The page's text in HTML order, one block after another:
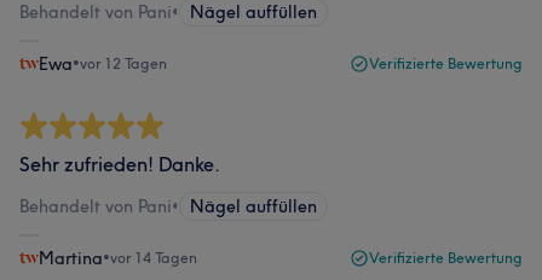
Behandelt von Pani• Nägel auffüllen
Ewa•vor 12 Tagen Verifizierte Bewertung
Sehr zufrieden! Danke.
Behandelt von Pani• Nägel auffüllen
Martina•vor 14 Tagen Verifizierte Bewertung